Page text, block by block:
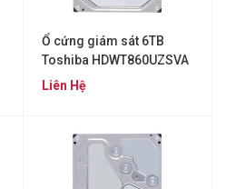
Ổ cứng giám sát 6TB
Toshiba HDWT860UZSVA
Liên Hệ